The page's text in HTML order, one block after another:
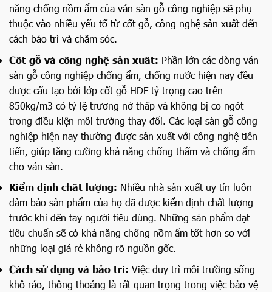
năng chống nồm ẩm của ván sàn gỗ công nghiệp sẽ phụ
thuộc vào nhiều yếu tố từ cốt gỗ, công nghệ sản xuất đến
cách bảo trì và chăm sóc.
Cốt gỗ và công nghệ sản xuất: Phần lớn các dòng ván
sàn gỗ công nghiệp chống ẩm, chống nước hiện nay đều
được cấu tạo bởi lớp cốt gỗ HDF tỷ trọng cao trên
850kg/m3 có tỷ lệ trương nở thấp và không bị co ngót
trong điều kiện môi trường thay đổi. Các loại sàn gỗ công
nghiệp hiện nay thường được sản xuất với công nghệ tiên
tiến, giúp tăng cường khả năng chống thấm và chống ẩm
cho ván sàn.
Kiểm định chất lượng: Nhiều nhà sản xuất uy tín luôn
đảm bảo sản phẩm của họ đã được kiểm định chất lượng
trước khi đến tay người tiêu dùng. Những sản phẩm đạt
tiêu chuẩn sẽ có khả năng chống nồm ẩm tốt hơn so với
những loại giá rẻ không rõ nguồn gốc.
Cách sử dụng và bảo trì: Việc duy trì môi trường sống
khô ráo, thông thoáng là rất quan trọng trong việc bảo vệ